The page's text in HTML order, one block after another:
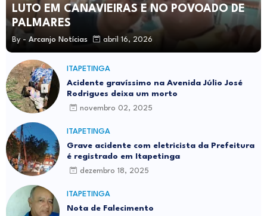
LUTO EM CANAVIEIRAS E NO POVOADO DE
PALMARES
By - Arcanjo Notícias abril 16, 2026
ITAPETINGA
Acidente gravíssimo na Avenida Júlio José
Rodrigues deixa um morto
novembro 02, 2025
ITAPETINGA
Grave acidente com eletricista da Prefeitura
é registrado em Itapetinga
dezembro 18, 2025
ITAPETINGA
Nota de Falecimento